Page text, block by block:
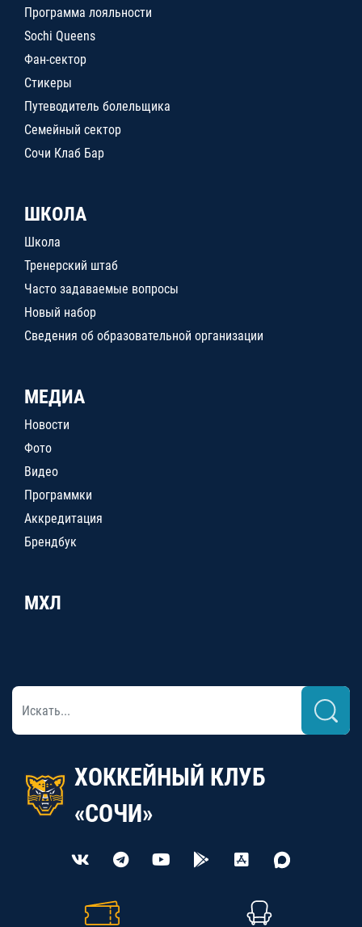
Программа лояльности
Sochi Queens
Фан-сектор
Стикеры
Путеводитель болельщика
Семейный сектор
Сочи Клаб Бар
ШКОЛА
Школа
Тренерский штаб
Часто задаваемые вопросы
Новый набор
Сведения об образовательной организации
МЕДИА
Новости
Фото
Видео
Программки
Аккредитация
Брендбук
МХЛ
ХОККЕЙНЫЙ КЛУБ
«СОЧИ»